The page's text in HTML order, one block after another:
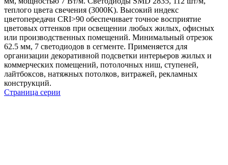
теплого цвета свечения (3000K). Высокий индекс
цветопередачи CRI>90 обеспечивает точное восприятие
цветовых оттенков при освещении любых жилых, офисных
или производственных помещений. Минимальный отрезок
62.5 мм, 7 светодиодов в сегменте. Применяется для
организации декоративной подсветки интерьеров жилых и
коммерческих помещений, потолочных ниш, ступеней,
лайтбоксов, натяжных потолков, витражей, рекламных
конструкций.
Страница серии